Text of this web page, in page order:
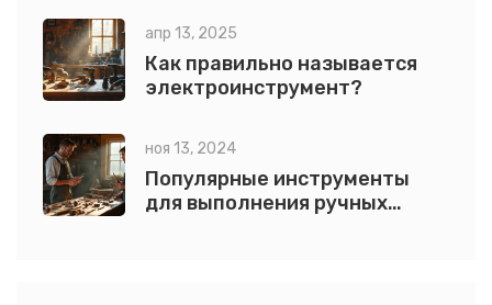
апр 13, 2025
Как правильно называется
электроинструмент?
ноя 13, 2024
Популярные инструменты
для выполнения ручных